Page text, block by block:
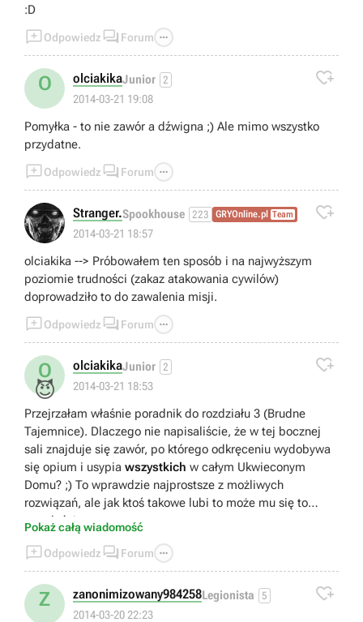
:D
Odpowiedz  Forum 
O olciakikaJunior 2
2014-03-21 19:08

Pomyłka - to nie zawór a dźwigna ;) Ale mimo wszystko
przydatne.
Odpowiedz  Forum 
Stranger.Spookhouse 223 GRYOnline.pl Team
2014-03-21 18:57

olciakika --> Próbowałem ten sposób i na najwyższym
poziomie trudności (zakaz atakowania cywilów)
doprowadziło to do zawalenia misji.
Odpowiedz  Forum 
O
😈
olciakikaJunior 2
2014-03-21 18:53

Przejrzałam właśnie poradnik do rozdziału 3 (Brudne
Tajemnice). Dlaczego nie napisaliście, że w tej bocznej
sali znajduje się zawór, po którego odkręceniu wydobywa
się opium i usypia wszystkich w całym Ukwieconym
Domu? ;) To wprawdzie najprostsze z możliwych
rozwiązań, ale jak ktoś takowe lubi to może mu się to
przydać :)
Pokaż całą wiadomość
Odpowiedz  Forum 
Z zanonimizowany984258Legionista 5
2014-03-20 22:23
